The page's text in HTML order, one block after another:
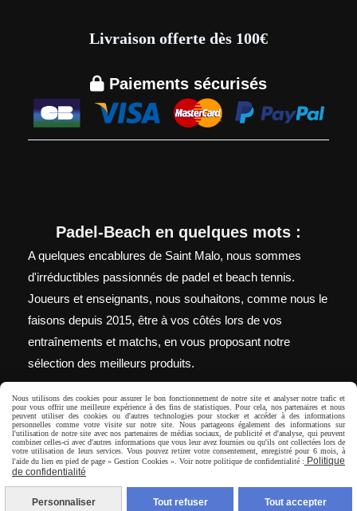
Livraison offerte dès 100€
 Paiements sécurisés
Padel-Beach en quelques mots :
A quelques encablures de Saint Malo, nous sommes
d'irréductibles passionnés de padel et beach tennis.
Joueurs et enseignants, nous souhaitons, comme nous le
faisons depuis 2015, être à vos côtés lors de vos
entraînements et matchs, en vous proposant notre
sélection des meilleurs produits.
Facebook est désactivé. Autoriser
Mentions Légales Conditions générales de vente
Politique de
confidentialité
Gestion cookies Mon Compte Livraison
Nous utilisons des cookies pour assurer le bon fonctionnement de notre site et analyser notre trafic et
pour vous offrir une meilleure expérience à des fins de statistiques. Pour cela, nos partenaires et nous
peuvent utiliser des cookies ou d'autres technologies pour stocker et accéder à des informations
personnelles comme votre visite sur notre site. Nous partageons également des informations sur
l'utilisation de notre site avec nos partenaires de médias sociaux, de publicité et d'analyse, qui peuvent
combiner celles-ci avec d'autres informations que vous leur avez fournies ou qu'ils ont collectées lors de
votre utilisation de leurs services. Vous pouvez retirer votre consentement, enregistré pour 6 mois, à
l'aide du lien en pied de page « Gestion Cookies ». Voir notre politique de confidentialité : Politique
de confidentialité
Personnaliser Tout refuser Tout accepter